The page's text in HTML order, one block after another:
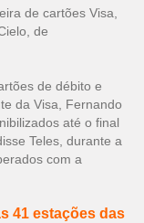
de cartões Visa,
de
de débito e
da Visa, Fernando
até o final
Teles, durante a
com a
41 estações das